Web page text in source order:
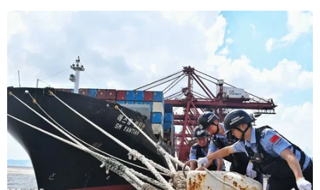
Tìm kiếm các nạn nhân bị mất tích trong một vụ lạt sở đất ở tỉnh
Tứ Xuyên, Trung Quốc ngày 24/6/2017. (Ảnh: Reuters)
Giới chức Trung Quốc ngày 26/9 cho biết mưa
lớn đã gây ra một vụ lở đất ở huyện Thiên Toàn,
tỉnh Tứ Xuyên, Tây Nam Trung Quốc.
Theo nhà chức trách Trung Quốc, vụ lở đất xảy